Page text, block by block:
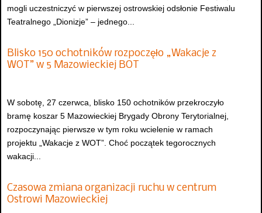
mogli uczestniczyć w pierwszej ostrowskiej odsłonie Festiwalu
Teatralnego „Dionizje” – jednego...
Blisko 150 ochotników rozpoczęło „Wakacje z
WOT” w 5 Mazowieckiej BOT
W sobotę, 27 czerwca, blisko 150 ochotników przekroczyło
bramę koszar 5 Mazowieckiej Brygady Obrony Terytorialnej,
rozpoczynając pierwsze w tym roku wcielenie w ramach
projektu „Wakacje z WOT”. Choć początek tegorocznych
wakacji...
Czasowa zmiana organizacji ruchu w centrum
Ostrowi Mazowieckiej